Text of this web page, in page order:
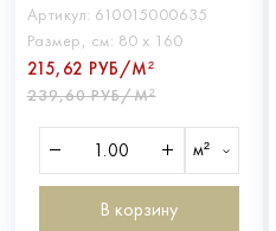
Артикул: 610015000635
Размер, см: 80 х 160
215,62 РУБ/М²
239,60 РУБ/М²
м²
В корзину